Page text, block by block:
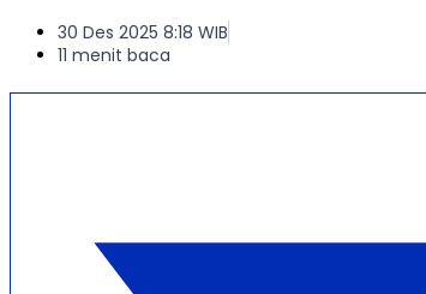
30 Des 2025 8:18 WIB
11 menit baca